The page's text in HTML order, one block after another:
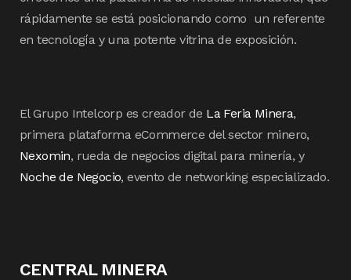
rápidamente se está posicionando como un referente
en tecnología y una potente vitrina de exposición.
El Grupo Intelcorp es creador de La Feria Minera,
primera plataforma eCommerce del sector minero,
Nexomin, rueda de negocios digital para minería, y
Noche de Negocio, evento de networking especializado.
CENTRAL MINERA